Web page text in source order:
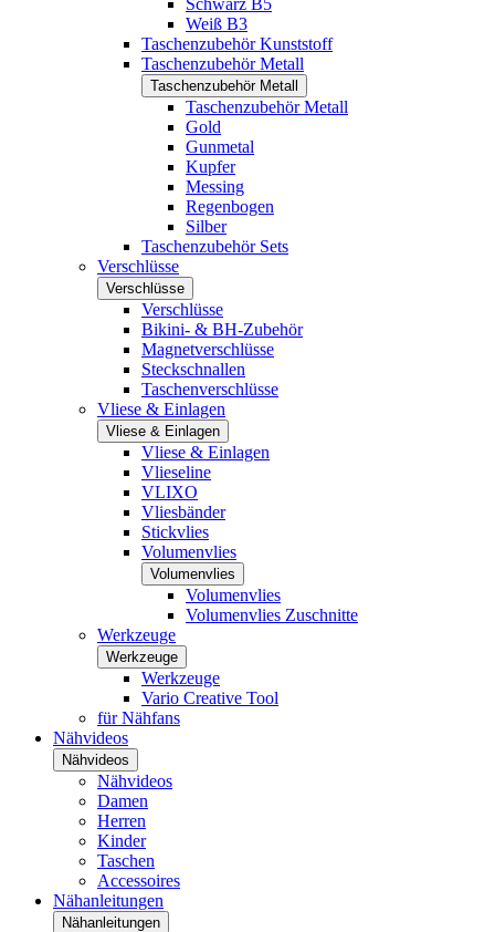
Schwarz B5
Weiß B3
Taschenzubehör Kunststoff
Taschenzubehör Metall
Taschenzubehör Metall
Taschenzubehör Metall
Gold
Gunmetal
Kupfer
Messing
Regenbogen
Silber
Taschenzubehör Sets
Verschlüsse
Verschlüsse
Verschlüsse
Bikini- & BH-Zubehör
Magnetverschlüsse
Steckschnallen
Taschenverschlüsse
Vliese & Einlagen
Vliese & Einlagen
Vliese & Einlagen
Vlieseline
VLIXO
Vliesbänder
Stickvlies
Volumenvlies
Volumenvlies
Volumenvlies
Volumenvlies Zuschnitte
Werkzeuge
Werkzeuge
Werkzeuge
Vario Creative Tool
für Nähfans
Nähvideos
Nähvideos
Nähvideos
Damen
Herren
Kinder
Taschen
Accessoires
Nähanleitungen
Nähanleitungen